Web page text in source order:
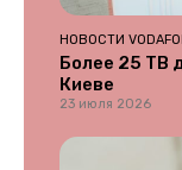
НОВОСТИ
Более 25 ТВ
Киеве
23 июля 2026